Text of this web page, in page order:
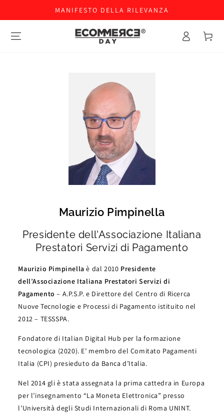
MANIFESTO DELLA RILEVANZA
Accesso Carello
Maurizio Pimpinella
Presidente dell'Associazione Italiana
Prestatori Servizi di Pagamento
Maurizio Pimpinella è dal 2010 Presidente
dell’Associazione Italiana Prestatori Servizi di
Pagamento – A.P.S.P. e Direttore del Centro di Ricerca
Nuove Tecnologie e Processi di Pagamento istituito nel
2012 – TESSSPA.
Fondatore di Italian Digital Hub per la formazione
tecnologica (2020). E’ membro del Comitato Pagamenti
Italia (CPI) presieduto da Banca d’Italia.
Nel 2014 gli è stata assegnata la prima cattedra in Europa
per l’insegnamento “La Moneta Elettronica” presso
l’Università degli Studi Internazionali di Roma UNINT.